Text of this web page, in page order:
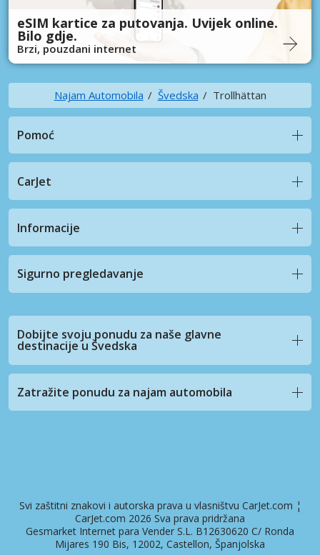
eSIM kartice za putovanja. Uvijek online.
Bilo gdje.
Brzi, pouzdani internet
Najam Automobila Švedska Trollhättan
Pomoć
CarJet
Informacije
Sigurno pregledavanje
Dobijte svoju ponudu za naše glavne
destinacije u Švedska
Zatražite ponudu za najam automobila
Svi zaštitni znakovi i autorska prava u vlasništvu CarJet.com ¦
CarJet.com 2026 Sva prava pridržana
Gesmarket Internet para Vender S.L. B12630620 C/ Ronda
Mijares 190 Bis, 12002, Castellon, Španjolska